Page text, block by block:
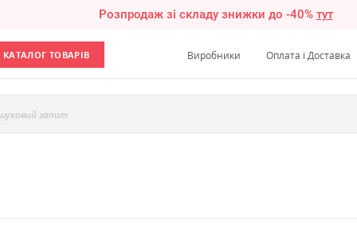
Розпродаж зі складу знижки до -40% тут
КАТАЛОГ ТОВАРІВ Виробники Оплата і Доставка
запит